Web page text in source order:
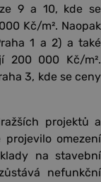
9 a 10, kde se
Kč/m². Naopak
1 a 2) a také
200 000 Kč/m².
3, kde se ceny
projektů a
omezení
na stavební
nefunkční